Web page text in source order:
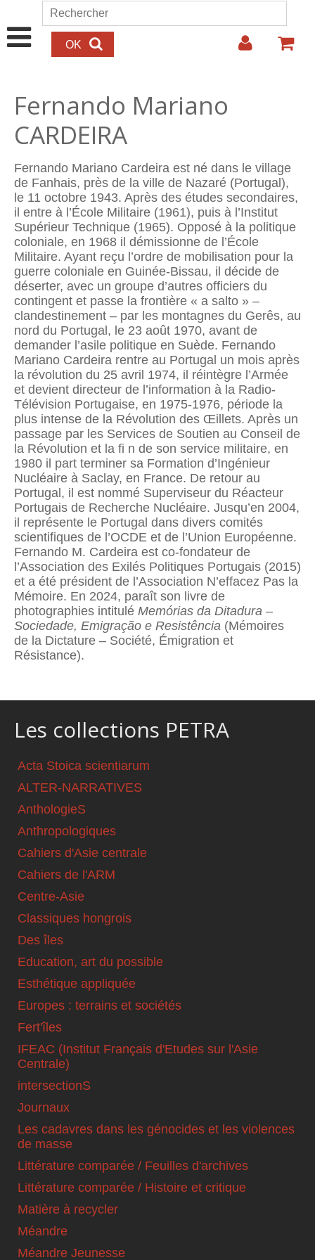
Aller au contenu principal
Formulaire de recherche
Rechercher
Fernando Mariano
CARDEIRA
Fernando Mariano Cardeira est né dans le village
de Fanhais, près de la ville de Nazaré (Portugal),
le 11 octobre 1943. Après des études secondaires,
il entre à l’École Militaire (1961), puis à l’Institut
Supérieur Technique (1965). Opposé à la politique
coloniale, en 1968 il démissionne de l’École
Militaire. Ayant reçu l’ordre de mobilisation pour la
guerre coloniale en Guinée-Bissau, il décide de
déserter, avec un groupe d’autres officiers du
contingent et passe la frontière « a salto » –
clandestinement – par les montagnes du Gerês, au
nord du Portugal, le 23 août 1970, avant de
demander l’asile politique en Suède. Fernando
Mariano Cardeira rentre au Portugal un mois après
la révolution du 25 avril 1974, il réintègre l’Armée
et devient directeur de l’information à la Radio-
Télévision Portugaise, en 1975-1976, période la
plus intense de la Révolution des Œillets. Après un
passage par les Services de Soutien au Conseil de
la Révolution et la fi n de son service militaire, en
1980 il part terminer sa Formation d’Ingénieur
Nucléaire à Saclay, en France. De retour au
Portugal, il est nommé Superviseur du Réacteur
Portugais de Recherche Nucléaire. Jusqu’en 2004,
il représente le Portugal dans divers comités
scientifiques de l’OCDE et de l’Union Européenne.
Fernando M. Cardeira est co-fondateur de
l’Association des Exilés Politiques Portugais (2015)
et a été président de l’Association N’effacez Pas la
Mémoire. En 2024, paraît son livre de
photographies intitulé Memórias da Ditadura –
Sociedade, Emigração e Resistência (Mémoires
de la Dictature – Société, Émigration et
Résistance).
Les collections PETRA
Acta Stoica scientiarum
ALTER-NARRATIVES
AnthologieS
Anthropologiques
Cahiers d'Asie centrale
Cahiers de l'ARM
Centre-Asie
Classiques hongrois
Des îles
Education, art du possible
Esthétique appliquée
Europes : terrains et sociétés
Fert'îles
IFEAC (Institut Français d'Etudes sur l'Asie
Centrale)
intersectionS
Journaux
Les cadavres dans les génocides et les violences
de masse
Littérature comparée / Feuilles d'archives
Littérature comparée / Histoire et critique
Matière à recycler
Méandre
Méandre Jeunesse